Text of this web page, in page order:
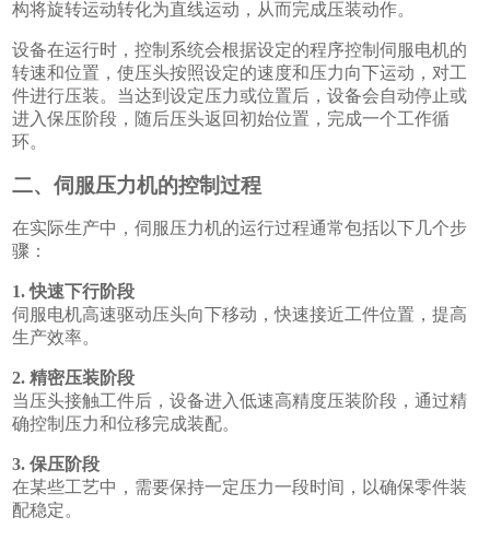
构将旋转运动转化为直线运动，从而完成压装动作。
设备在运行时，控制系统会根据设定的程序控制伺服电机的
转速和位置，使压头按照设定的速度和压力向下运动，对工
件进行压装。当达到设定压力或位置后，设备会自动停止或
进入保压阶段，随后压头返回初始位置，完成一个工作循
环。
二、伺服压力机的控制过程
在实际生产中，伺服压力机的运行过程通常包括以下几个步
骤：
1. 快速下行阶段
伺服电机高速驱动压头向下移动，快速接近工件位置，提高
生产效率。
2. 精密压装阶段
当压头接触工件后，设备进入低速高精度压装阶段，通过精
确控制压力和位移完成装配。
3. 保压阶段
在某些工艺中，需要保持一定压力一段时间，以确保零件装
配稳定。